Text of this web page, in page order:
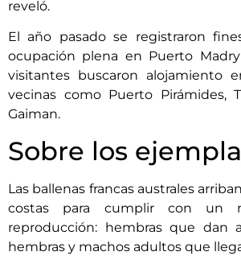
reveló.
El año pasado se registraron
ocupación plena en Puerto
visitantes buscaron alojamiento
vecinas como Puerto Pirámides,
Gaiman.
Sobre los
Las ballenas francas australes
costas para cumplir con un
reproducción: hembras que dan
hembras y machos adultos que